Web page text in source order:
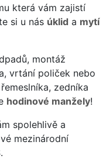
která vám zajistí
si u nás úklid a mytí
montáž
vrtání poliček nebo
zedníka
hodinové manžely!
spolehlivě a
mezinárodní